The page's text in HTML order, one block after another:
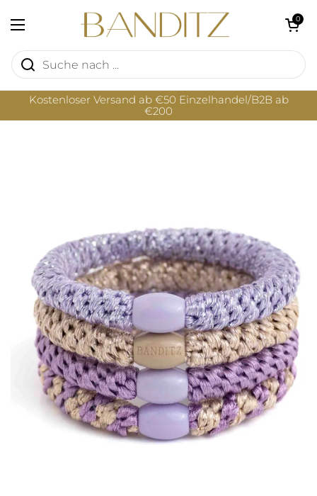
Menü öffnen
Warenkorb
0
Kostenloser Versand ab €50 Einzelhandel/B2B ab
€200